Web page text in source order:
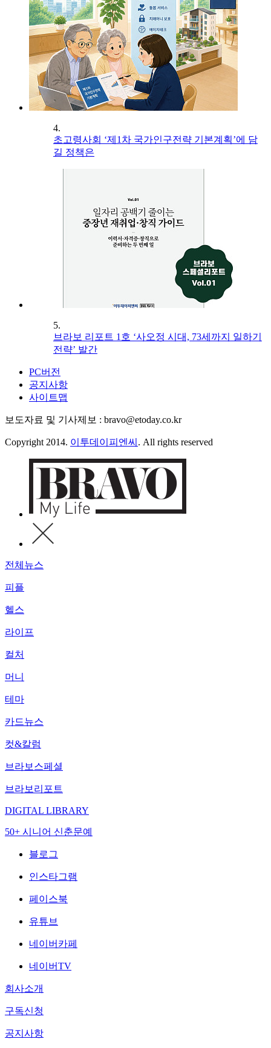
4.
초고령사회 ‘제1차 국가인구전략 기본계획’에 담
길 정책은
5.
브라보 리포트 1호 ‘사오정 시대, 73세까지 일하기
전략’ 발간
PC버전
공지사항
사이트맵
보도자료 및 기사제보 : bravo@etoday.co.kr
Copyright 2014. 이투데이피엔씨 . All rights reserved
전체뉴스
피플
헬스
라이프
컬처
머니
테마
카드뉴스
컷&칼럼
브라보스페셜
브라보리포트
DIGITAL LIBRARY
50+ 시니어 신춘문예
블로그
인스타그램
페이스북
유튜브
네이버카페
네이버TV
회사소개
구독신청
공지사항